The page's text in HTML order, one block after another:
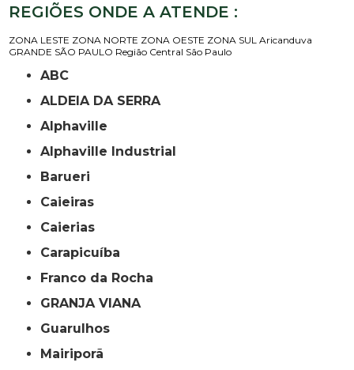
REGIÕES ONDE A ATENDE :
ZONA LESTE ZONA NORTE ZONA OESTE ZONA SUL Aricanduva
GRANDE SÃO PAULO Região Central São Paulo
ABC
ALDEIA DA SERRA
Alphaville
Alphaville Industrial
Barueri
Caieiras
Caierias
Carapicuíba
Franco da Rocha
GRANJA VIANA
Guarulhos
Mairiporã